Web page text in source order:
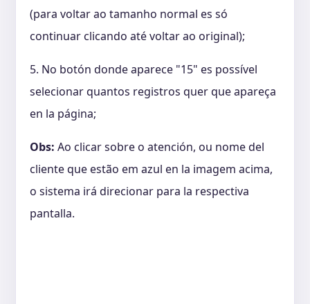
(para voltar ao tamanho normal es só
continuar clicando até voltar ao original);
5. No botón donde aparece "15" es possível
selecionar quantos registros quer que apareça
en la página;
Obs: Ao clicar sobre o atención, ou nome del
cliente que estão em azul en la imagem acima,
o sistema irá direcionar para la respectiva
pantalla.